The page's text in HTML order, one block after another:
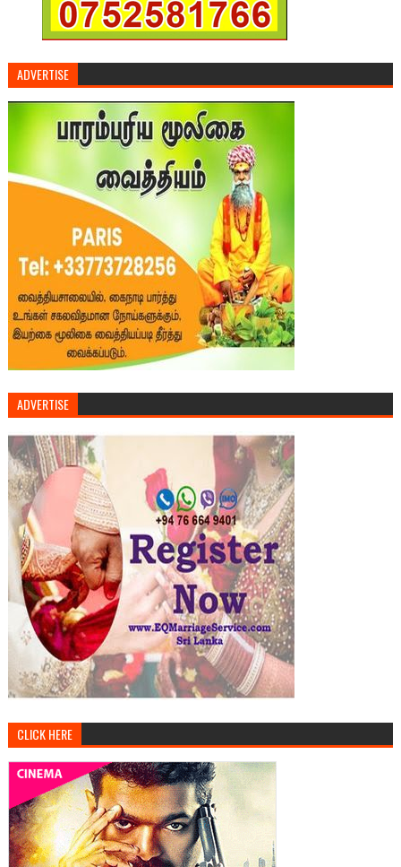
ADVERTISE
ADVERTISE
CLICK HERE